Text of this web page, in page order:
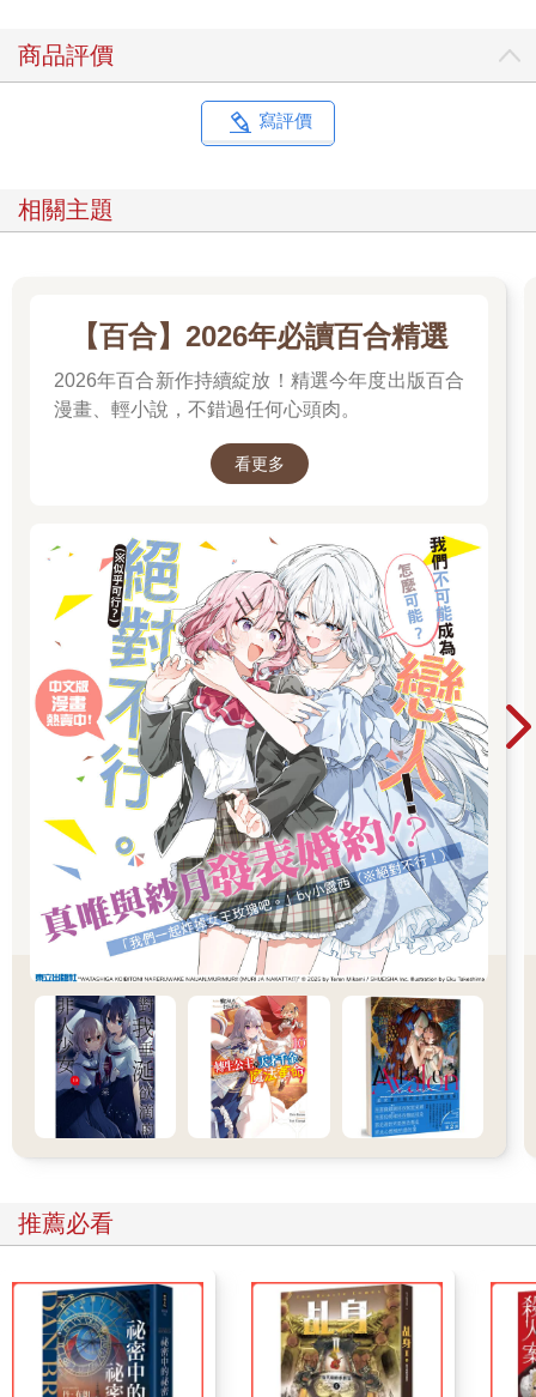
申尚平為此苦惱不已，因此他在國中時期的社交狀況很不順利，
沒什麼朋友。
隨著時間流逝，申尚平不只身高，意志力也有所成長，後來他已
經能平靜地對待自己的認知異常症狀。就像指甲會變長，只要把
這就是所謂的「山不轉路轉，路不轉人轉」，只要換個觀點，生
命自然會變得開闊。花了整整三年才想通這一點，白白浪費了人
然後在高中開學的那一天，遭受到巨大的精神衝擊。
當他打開教室大門，發現班上有一大堆髮色亂七八糟，打扮千奇
百怪，穿著嚴重違反校規與常識，像是在大玩cosplay一樣的同學
時，心中的震驚宛如核彈爆炸。他沒有當場發出慘叫，已經是自
當時的申尚平面無表情地隨便找了個位子坐下，然後試著跟其他
服裝正常的同學搭話，結果令他十分錯愕，因為那些人全都覺得
不管問了多少人都是如此，就連其他班的人也是相同反應，申尚
平竟然是唯一覺得不對勁的人！
我是誰？我在哪裡？我在做什麼？錯的是我嗎？還是這個世界？
人類是什麼？宇宙又是什麼？諸如此類的問題在申尚平腦中不斷
盤旋。
當天晚上，申尚平抱著驚懼的心情遲遲無法入眠。
……現在想想，那已經是一個月前的事了。
申尚平在國中時期透過自我懷疑與思考鍛鍊出的意志力在這時發
揮了作用，他很快接受了這個事實，並且與之共存，就算眼前出
現外星人，現在的他也有自信可以笑著跟對方打招呼。
在那之後，申尚平成功交到了朋友，課業與人際關係相當平穩，
打工也很順利，只要無視那群cosplay的同班同學，他的高中生活
可謂一帆風順。
……然而，人類就是這麼奇怪的生物，越是告訴自己不用在意，
就越是在意。
事實上，申尚平在意得不得了，所以才會有今天午休那番對話。
俗話說人不可貌相，江孝維乍看之下像是只有肌肉的單細胞生
物，其實卻是個頭腦靈活的現實主義者。申尚平相信江孝維不會
說謊戲弄自己，也不會沒事亂開玩笑。
既然江孝維覺得那些cosplay的同學沒問題，那麼有問題的，恐怕
是申尚平自己。
申尚平決定面對現實。
申尚平曾聽說過一種叫「思覺失調症」的精神疾病，患者會分不
清真實與虛幻，認知、情感、思維、行為等方面都會出問題，他
了高中更加惡化。
不過，心情意外地平靜。
並不會覺得恐慌，也沒有自我厭惡。既不想遠離人群，也不想憎
恨什麼。
一般高中生要是知道自己有精神病，應該不會這麼冷靜吧？這樣
看來，自己果然有病。
想到這裡，申尚平忍不住嘆了一口氣。
商品評價
寫評價
相關主題
【百合】2026年必讀百合精選
2026年百合新作持續綻放！精選今年度出版百合
漫畫、輕小說，不錯過任何心頭肉。
看更多
推薦必看